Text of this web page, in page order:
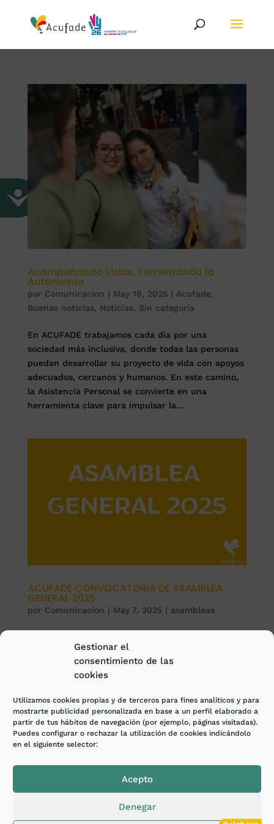
Gestionar el
consentimiento de las
cookies
Utilizamos cookies propias y de terceros para fines analíticos y para
mostrarte publicidad personalizada en base a un perfil elaborado a
partir de tus hábitos de navegación (por ejemplo, páginas visitadas).
Puedes configurar o rechazar la utilización de cookies indicándolo
en el siguiente selector:
Acepto
Denegar
Acompañando Vidas, Fomentando la
Autonomía
por Comunicacion | May 19, 2025 | Acufade,
Buenas noticias, Noticias, Sin categoría
En ACUFADE trabajamos cada día por una
sociedad más inclusiva, donde todas las personas
puedan desarrollar su proyecto de vida con apoyos
adecuados, cercanos y humanos. En este camino,
la Asistencia Personal se convierte en una
herramienta clave para impulsar la...
ACUFADE CONVOCATORIA DE ASAMBLEA
GENERAL 2025
por Comunicacion | May 7, 2025 | asambleas
2025 La ASAMBLEA GENERAL constituye uno de los
espacios más importantes de participación para
Acufade, dado que nos permite construir entre
pertenecer. Les facilitamos...
. Diseñado y desarrollo por